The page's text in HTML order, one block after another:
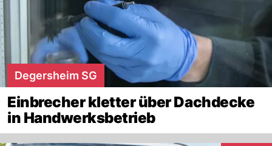
Degersheim SG
Einbrecher kletter über Dachdecke
in Handwerksbetrieb